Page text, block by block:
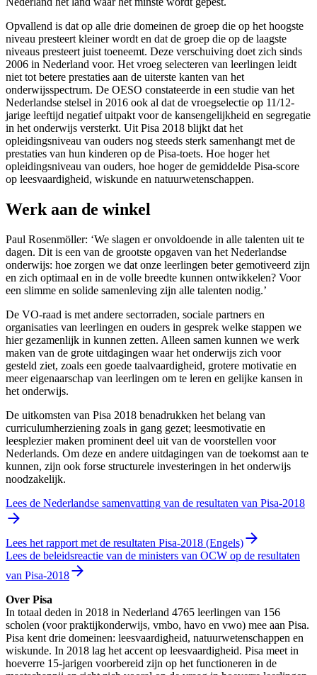
Opvallend is dat op alle drie domeinen de groep die op het hoogste
niveau presteert kleiner wordt en dat de groep die op de laagste
niveaus presteert juist toeneemt. Deze verschuiving doet zich sinds
2006 in Nederland voor. Het vroeg selecteren van leerlingen leidt
niet tot betere prestaties aan de uiterste kanten van het
onderwijsspectrum. De OESO constateerde in een studie van het
Nederlandse stelsel in 2016 ook al dat de vroegselectie op 11/12-
jarige leeftijd negatief uitpakt voor de kansengelijkheid en segregatie
in het onderwijs versterkt. Uit Pisa 2018 blijkt dat het
opleidingsniveau van ouders nog steeds sterk samenhangt met de
prestaties van hun kinderen op de Pisa-toets. Hoe hoger het
opleidingsniveau van ouders, hoe hoger de gemiddelde Pisa-score
op leesvaardigheid, wiskunde en natuurwetenschappen.
Werk aan de winkel
Paul Rosenmöller: ‘We slagen er onvoldoende in alle talenten uit te
dagen. Dit is een van de grootste opgaven van het Nederlandse
onderwijs: hoe zorgen we dat onze leerlingen beter gemotiveerd zijn
en zich optimaal en in de volle breedte kunnen ontwikkelen? Voor
een slimme en solide samenleving zijn alle talenten nodig.’
De VO-raad is met andere sectorraden, sociale partners en
organisaties van leerlingen en ouders in gesprek welke stappen we
hier gezamenlijk in kunnen zetten. Alleen samen kunnen we werk
maken van de grote uitdagingen waar het onderwijs zich voor
gesteld ziet, zoals een goede taalvaardigheid, grotere motivatie en
meer eigenaarschap van leerlingen om te leren en gelijke kansen in
het onderwijs.
De uitkomsten van Pisa 2018 benadrukken het belang van
curriculumherziening zoals in gang gezet; leesmotivatie en
leesplezier maken prominent deel uit van de voorstellen voor
Nederlands. Om deze en andere uitdagingen van de toekomst aan te
kunnen, zijn ook forse structurele investeringen in het onderwijs
noodzakelijk.
Lees de Nederlandse samenvatting van de resultaten van Pisa-2018
Lees het rapport met de resultaten Pisa-2018 (Engels)
Lees de beleidsreactie van de ministers van OCW op de resultaten
van Pisa-2018
Over Pisa
In totaal deden in 2018 in Nederland 4765 leerlingen van 156
scholen (voor praktijkonderwijs, vmbo, havo en vwo) mee aan Pisa.
Pisa kent drie domeinen: leesvaardigheid, natuurwetenschappen en
wiskunde. In 2018 lag het accent op leesvaardigheid. Pisa meet in
hoeverre 15-jarigen voorbereid zijn op het functioneren in de